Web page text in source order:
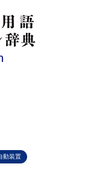
動装置